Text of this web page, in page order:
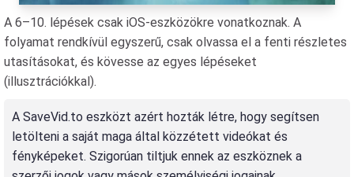
A 6–10. lépések csak iOS-eszközökre vonatkoznak. A
folyamat rendkívül egyszerű, csak olvassa el a fenti részletes
utasításokat, és kövesse az egyes lépéseket
(illusztrációkkal).
A SaveVid.to eszközt azért hozták létre, hogy segítsen
letölteni a saját maga által közzétett videókat és
fényképeket. Szigorúan tiltjuk ennek az eszköznek a